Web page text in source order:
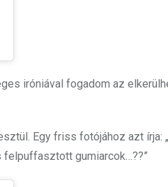
iróniával fogadom az
Egy friss fotójához azt írja:
felpuffasztott gumiarcok…??”